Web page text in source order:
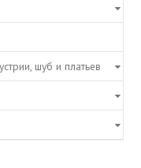
шуб и платьев